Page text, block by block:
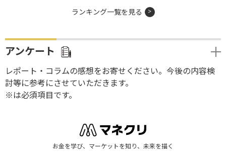
ランキング一覧を見る
アンケート
レポート・コラムの感想をお寄せください。今後の内容検
討等に参考にさせていただきます。
※は必須項目です。
お金を学び、マーケットを知り、未来を描く